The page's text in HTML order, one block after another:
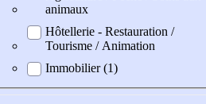
animaux
Hôtellerie - Restauration /
Tourisme / Animation
Immobilier (1)